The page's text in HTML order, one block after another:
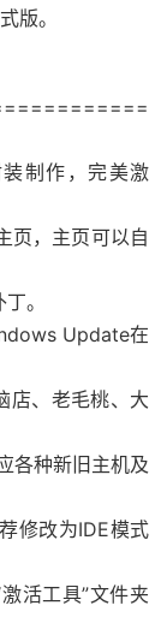
版。
制作，完美激
页，主页可以自
。
Update在
店、老毛桃、大
各种新旧主机及
修改为IDE模式
活工具”文件夹